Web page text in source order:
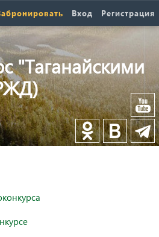
Вход Регистрация
"Таганайскими